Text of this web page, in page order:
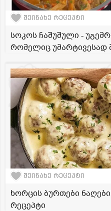
შეინახე რეცეპტი
სოკოს ჩაშუშული -
რომელიც უმარტივესად
შეინახე რეცეპტი
ხორცის ბურთები
რეცეპტი